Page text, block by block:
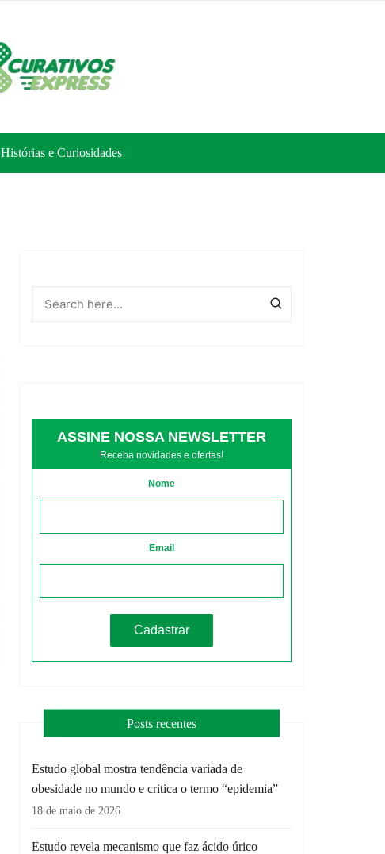
Histórias e Curiosidades
ASSINE NOSSA NEWSLETTER
Receba novidades e ofertas!
Nome
Email
Posts recentes
Estudo global mostra tendência variada de
obesidade no mundo e critica o termo “epidemia”
18 de maio de 2026
Estudo revela mecanismo que faz ácido úrico